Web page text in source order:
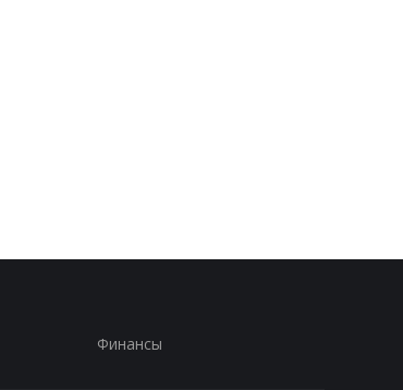
Финансы